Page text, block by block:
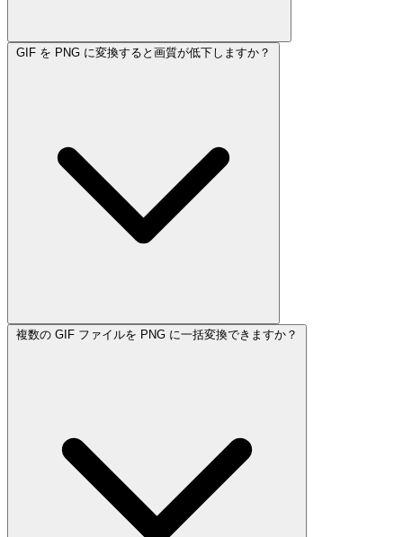
GIF を PNG に変換すると画質が低下しますか？
複数の GIF ファイルを PNG に一括変換できますか？